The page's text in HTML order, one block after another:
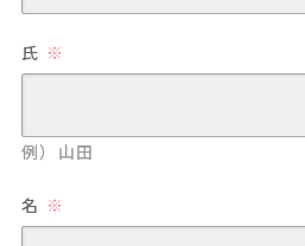
氏
例）山田
名